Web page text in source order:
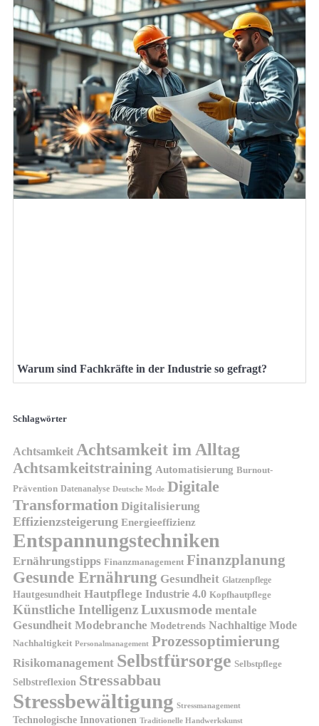
Warum sind Fachkräfte in der Industrie so gefragt?
Schlagwörter
Achtsamkeit Achtsamkeit im Alltag
Achtsamkeitstraining Automatisierung Burnout-
Prävention Datenanalyse Deutsche Mode Digitale
Transformation Digitalisierung
Effizienzsteigerung Energieeffizienz
Entspannungstechniken
Ernährungstipps Finanzmanagement Finanzplanung
Gesunde Ernährung Gesundheit Glatzenpflege
Hautgesundheit Hautpflege Industrie 4.0 Kopfhautpflege
Künstliche IntelligenzLuxusmode mentale
Gesundheit Modebranche Modetrends Nachhaltige Mode
Nachhaltigkeit Personalmanagement Prozessoptimierung
Risikomanagement Selbstfürsorge Selbstpflege
Selbstreflexion Stressabbau
Stressbewältigung Stressmanagement
Technologische Innovationen Traditionelle Handwerkskunst